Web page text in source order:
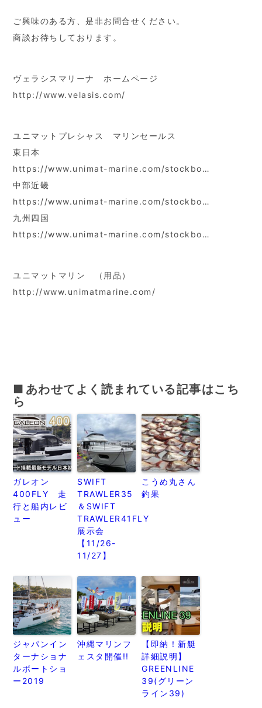
ご興味のある方、是非お問合せください。
商談お待ちしております。
ヴェラシスマリーナ ホームページ
http://www.velasis.com/
ユニマットプレシャス マリンセールス
東日本
https://www.unimat-marine.com/stockbo…
中部近畿
https://www.unimat-marine.com/stockbo…
九州四国
https://www.unimat-marine.com/stockbo…
ユニマットマリン （用品）
http://www.unimatmarine.com/
あわせてよく読まれている記事はこち
ら
ガレオン
400FLY 走
行と船内レビ
ュー
SWIFT
TRAWLER35
＆SWIFT
TRAWLER41FLY
展示会
【11/26-
11/27】
こうめ丸さん
釣果
ジャパンイン
ターナショナ
ルボートショ
ー2019
沖縄マリンフ
ェスタ開催!!
【即納！新艇
詳細説明】
GREENLINE
39(グリーン
ライン39)